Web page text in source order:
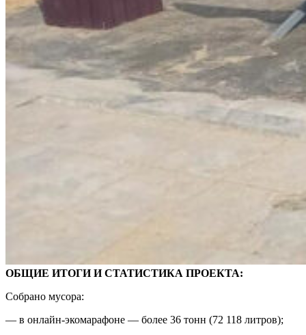
ОБЩИЕ ИТОГИ И СТАТИСТИКА ПРОЕКТА:
Собрано мусора:
— в онлайн-экомарафоне — более 36 тонн (72 118 литров);